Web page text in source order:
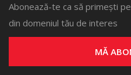
Abonează-te ca să primești
din domeniul tău de interes
MĂ